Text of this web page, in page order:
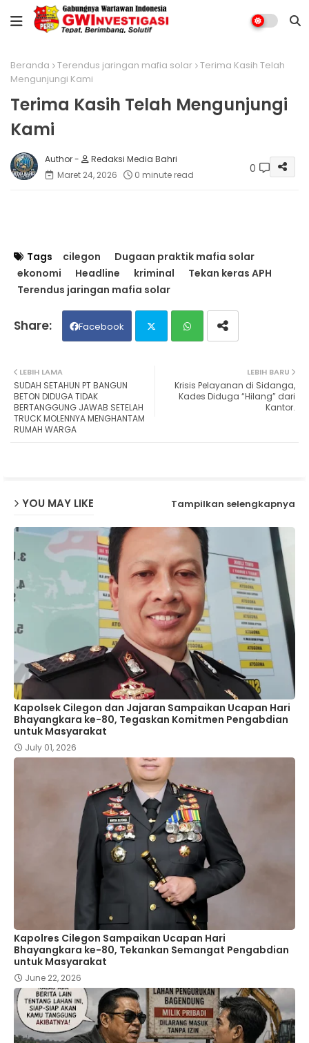
Beranda Terendus jaringan mafia solar Terima Kasih Telah
Mengunjungi Kami
Terima Kasih Telah Mengunjungi
Kami
Redaksi Media Bahri
Maret 24, 2026
0 minute read 0
Tags cilegon
Dugaan praktik mafia solar
ekonomi
Headline kriminal
Tekan keras APH
Terendus jaringan mafia solar
Facebook
ats
LEBIH BARU
Krisis Pelayanan di Sidanga,
Kades Diduga “Hilang” dari
Kantor.
LEBIH LAMA
SUDAH SETAHUN PT BANGUN
BETON DIDUGA TIDAK
BERTANGGUNG JAWAB SETELAH
TRUCK MOLENNYA MENGHANTAM
RUMAH WARGA
YOU MAY LIKE Tampilkan selengkapnya
Kapolsek Cilegon dan Jajaran Sampaikan Ucapan Hari
Bhayangkara ke-80, Tegaskan Komitmen Pengabdian
untuk Masyarakat
July 01, 2026
Kapolres Cilegon Sampaikan Ucapan Hari
Bhayangkara ke-80, Tekankan Semangat Pengabdian
untuk Masyarakat
June 22, 2026